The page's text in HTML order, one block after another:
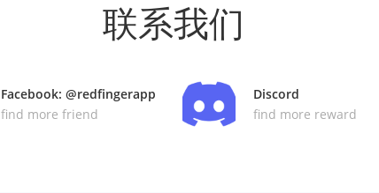
联系我们
Facebook: @redfingerapp
find more friend
Discord
find more reward